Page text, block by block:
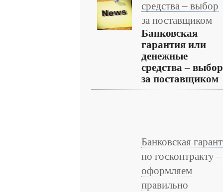
средства – выбор
за поставщиком
Банковская
гарантия или
денежные
средства – выбор
за поставщиком
Банковская
по госконтракту –
оформляем
правильно